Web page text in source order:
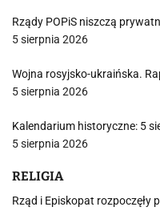
Rządy POPiS niszczą
5 sierpnia 2026
Wojna rosyjsko-ukraińska.
5 sierpnia 2026
Kalendarium historyczne: 5
5 sierpnia 2026
RELIGIA
Rząd i Episkopat